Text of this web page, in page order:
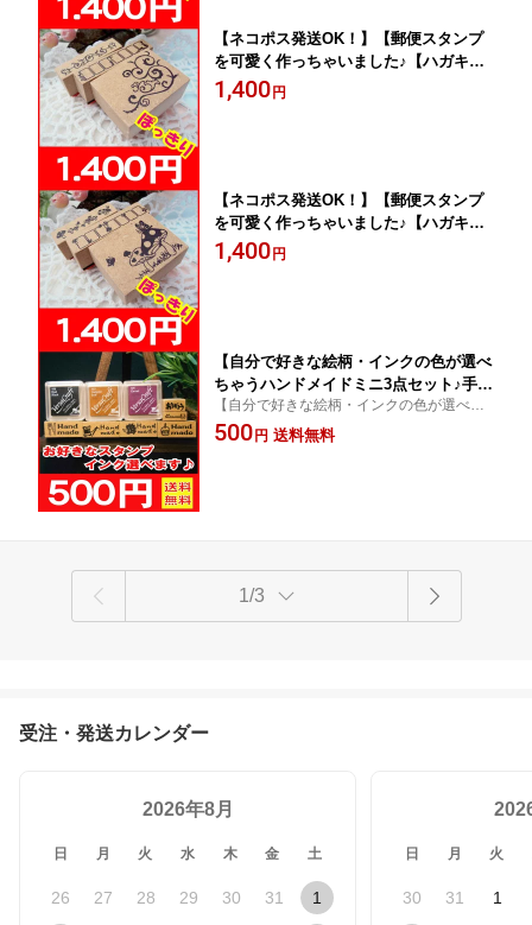
【ネコポス発送OK！】【郵便スタンプ
を可愛く作っちゃいました♪【ハガキ・
封書三点セット♪】ハンドメイドに最
適！ 模様ずくしスタンプ
1,400 円
【ネコポス発送OK！】【郵便スタンプ
を可愛く作っちゃいました♪【ハガキ・
封書三点セット♪】ハンドメイドに最
適！ きのこづくしスタンプ
1,400 円
【自分で好きな絵柄・インクの色が選べ
ちゃうハンドメイドミニ3点セット♪手芸
スタンプにフル活躍！メール便のみ送料
無料】
【自分で好きな絵柄・インクの色が選べち
ゃうハンドメイドミニ3点セット♪手芸スタ
ンプにフル活躍！メール便のみ送料無料】
500 円 送料無料
1/3
受注・発送カレンダー
2026年8月
日 月 火 水 木 金 土
26 27 28 29 30 31 1
日 月 火
30 31 1